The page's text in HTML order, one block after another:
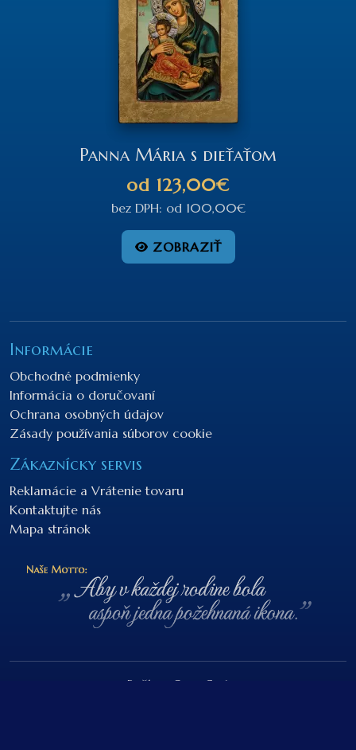
Panna Mária s dieťaťom
od 123,00€
bez DPH: od 100,00€
ZOBRAZIŤ
Informácie
Obchodné podmienky
Informácia o doručovaní
Ochrana osobných údajov
Zásady používania súborov cookie
Zákaznícky servis
Reklamácie a Vrátenie tovaru
Kontaktujte nás
Mapa stránok
Beží na
OpenCart